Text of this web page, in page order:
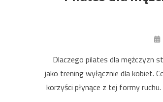
Dlaczego pilates dla mężczyzn
jako trening wyłącznie dla kobiet.
korzyści płynące z tej formy